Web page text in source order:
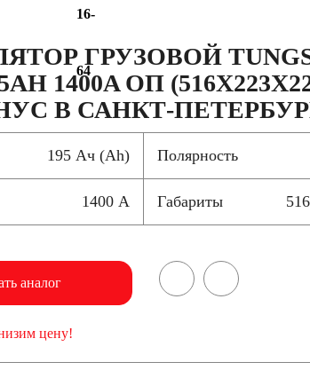
16-
64
ГРУЗОВОЙ
1400A ОП
В САНКТ-
195 Ач (Ah) Полярность
1400 А Габариты
аналог
цену!